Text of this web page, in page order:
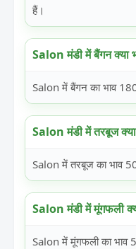
हैं।
Salon मंडी में बैंगन क्या
Salon में बैंगन का भाव
Salon मंडी में तरबूज
Salon में तरबूज का भाव
Salon मंडी में मूंगफली
Salon में मूंगफली का